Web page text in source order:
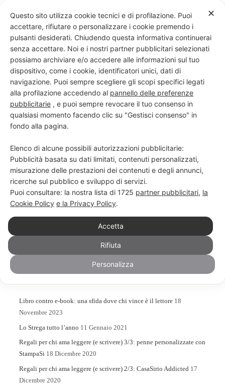
content
PROGETTO NERO SU BIANCO
Scuola di scrittura e creatività
Search
Libro contro e-book: una sfida dove chi vince è il lettore 18
Novembre 2023
Lo Strega tutto l’anno 11 Gennaio 2021
Regali per chi ama leggere (e scrivere) 3/3: penne personalizzate con
StampaSi 18 Dicembre 2020
Regali per chi ama leggere (e scrivere) 2/3: CasaSirio Addicted 17
Dicembre 2020
✕
Questo sito utilizza cookie tecnici e di profilazione. Puoi
accettare, rifiutare o personalizzare i cookie premendo i
pulsanti desiderati. Chiudendo questa informativa continuerai
senza accettare. Noi e i nostri partner pubblicitari selezionati
possiamo archiviare e/o accedere alle informazioni sul tuo
dispositivo, come i cookie, identificatori unici, dati di
navigazione. Puoi sempre scegliere gli scopi specifici legati
alla profilazione accedendo al pannello delle preferenze
pubblicitarie , e puoi sempre revocare il tuo consenso in
qualsiasi momento facendo clic su "Gestisci consenso" in
fondo alla pagina.
Elenco di alcune possibili autorizzazioni pubblicitarie:
Pubblicità basata su dati limitati, contenuti personalizzati,
misurazione delle prestazioni dei contenuti e degli annunci,
ricerche sul pubblico e sviluppo di servizi.
Puoi consultare: la nostra lista di 1725 partner pubblicitari, la
Cookie Policy e la Privacy Policy.
Accetta
Rifiuta
Personalizza